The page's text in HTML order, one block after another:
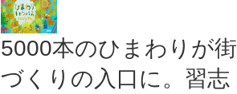
5000本のひまわりが街
づくりの入口に。習志